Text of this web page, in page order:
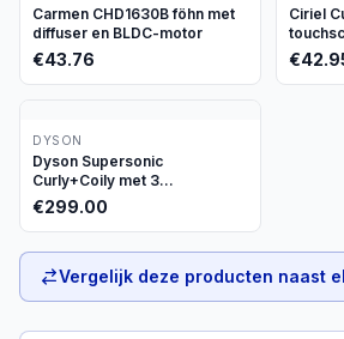
Carmen CHD1630B föhn met
diffuser en BLDC-motor
€43.76
Ciriel
€
DYSON
Dyson Supersonic
Curly+Coily met 3
opzetstukken
€299.00
Vergelijk deze producten naast